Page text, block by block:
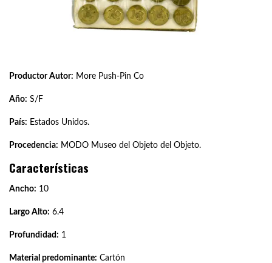
Productor Autor: More Push-Pin Co
Año: S/F
País: Estados Unidos.
Procedencia: MODO Museo del Objeto del Objeto.
Características
Ancho: 10
Largo Alto: 6.4
Profundidad: 1
Material predominante: Cartón